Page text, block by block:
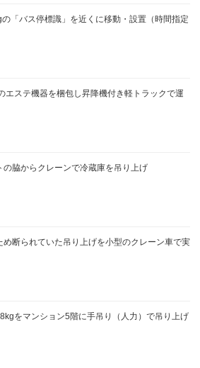
「バス停標識」を近くに移動・設置（時間指定
エステ機器を梱包し昇降機付き軽トラックで運
の脇からクレーンで冷蔵庫を吊り上げ
め断られていた吊り上げを小型のクレーン車で実
をマンション5階に手吊り（人力）で吊り上げ